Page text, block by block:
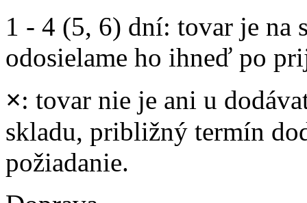
1 - 4 (5, 6) dní: tovar je na
odosielame ho ihneď po
×: tovar nie je ani u
skladu, približný termín
požiadanie.